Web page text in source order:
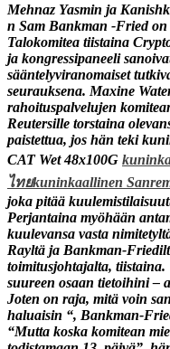
Mehnaz Yasmin ja
n Sam Bankman -Fried on
Talokomitea tiistaina
ja kongressipaneeli
sääntelyviranomaiset
seurauksena. Maxine
rahoituspalvelujen
Reutersille torstaina
paistettua, jos hän teki
CAT Wet 48x100G
ไทยkuninkaallinen
joka pitää
Perjantaina myöhään
kuulevansa vasta
Rayltä ja Bankman-
toimitusjohtajalta,
suureen osaan tietoihini –
Joten on raja, mitä voin
haluaisin “, Bankman-
“Mutta koska komitean